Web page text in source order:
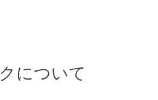
について